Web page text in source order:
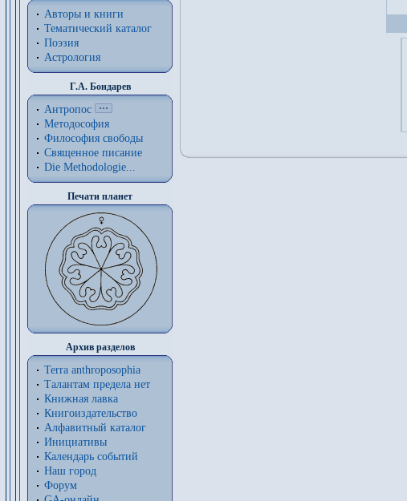
Авторы и книги
Тематический каталог
Поэзия
Астрология
Г.А. Бондарев
Антропос
Методософия
Философия cвободы
Священное писание
Die Methodologie...
Печати планет
Архив разделов
Terra anthroposophia
Талантам предела нет
Книжная лавка
Книгоиздательство
Алфавитный каталог
Инициативы
Календарь событий
Наш город
Форум